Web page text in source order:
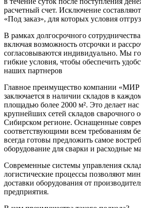
расчетный счет. Исключение
«Под заказ», для которых условия
В рамках долгосрочного
включая возможность отсрочки и
согласовываются индивидуально. Мы
гибкие условия, чтобы обеспечить
наших партнеров
Главное преимущество компании
заключается в наличии складов в
площадью более 2000 м². Это делает
крупнейших сетей складов сварочного
Сибирском регионе. Оснащенные
соответствующими всем требованиям
всегда готовы предложить самое
оборудование для сварки и расходные
Современные системы управления
логистические процессы позволяют
доставки оборудования от
предприятия.